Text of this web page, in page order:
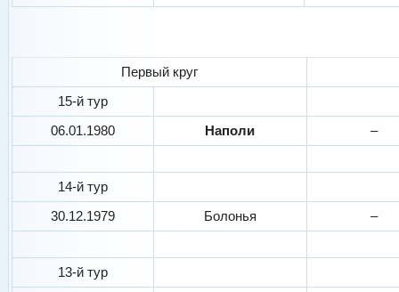
Первый круг
15-й тур
06.01.1980
Наполи –
14-й тур
30.12.1979
Болонья –
13-й тур